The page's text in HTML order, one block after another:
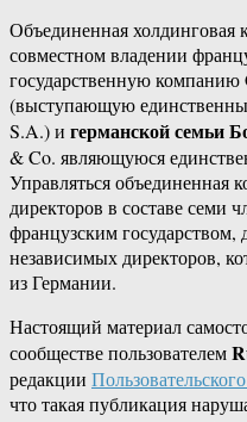
Объединенная холдинговая
совместном владении
государственную
(выступающую
S.A.) и германской семьи
& Co. являющуюся
Управляться объединенная
директоров в составе семи
французским
независимых директоров,
из Германии.
Настоящий материал
сообществе пользователем
редакции
что такая публикация